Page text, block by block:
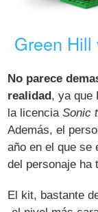
Green Hill
No parece
realidad, ya que
la licenciaSonic
Además, el
año en el que se
del personaje ha
El kit, bastante